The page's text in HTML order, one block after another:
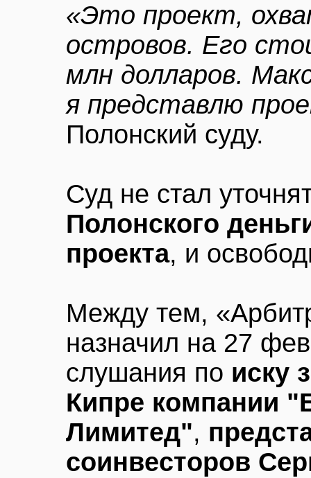
«Это проект,
островов. Его
млн долларов.
я представлю
Полонский суду.
Суд не стал
Полонского
проекта, и
Между тем,
назначил на 27
слушания по иску
Кипре компании
Лимитед",
соинвесторов